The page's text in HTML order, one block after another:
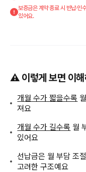
보증금은 계약 종료 시 반납·인
있어요.
⚠️ 이렇게 보면 이해
개월 수가 짧을수록
져요
개월 수가 길수록 월
있어요
선납금은 월 부담 조
고려한 구조예요